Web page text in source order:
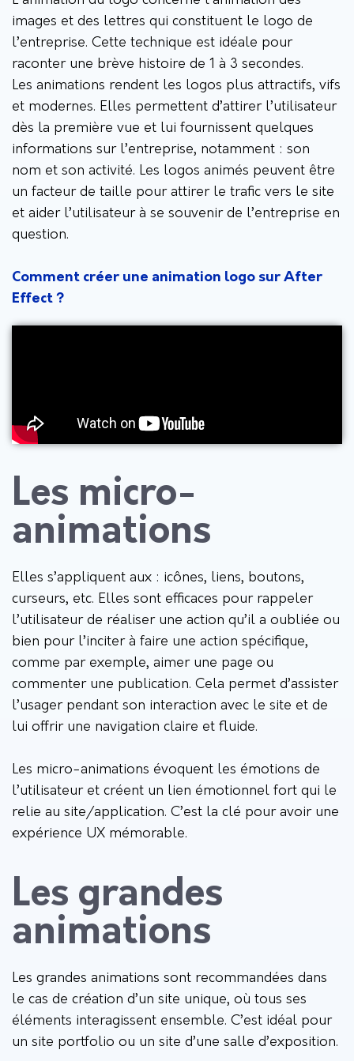
images et des lettres qui constituent le logo de
l’entreprise. Cette technique est idéale pour
raconter une brève histoire de 1 à 3 secondes.
Les animations rendent les logos plus attractifs, vifs
et modernes. Elles permettent d’attirer l’utilisateur
dès la première vue et lui fournissent quelques
informations sur l’entreprise, notamment : son
nom et son activité. Les logos animés peuvent être
un facteur de taille pour attirer le trafic vers le site
et aider l’utilisateur à se souvenir de l’entreprise en
question.
Comment créer une animation logo sur After
Effect ?
Les micro-
animations
Elles s’appliquent aux : icônes, liens, boutons,
curseurs, etc. Elles sont efficaces pour rappeler
l’utilisateur de réaliser une action qu’il a oubliée ou
bien pour l’inciter à faire une action spécifique,
comme par exemple, aimer une page ou
commenter une publication. Cela permet d’assister
l’usager pendant son interaction avec le site et de
lui offrir une navigation claire et fluide.
Les micro-animations évoquent les émotions de
l’utilisateur et créent un lien émotionnel fort qui le
relie au site/application. C’est la clé pour avoir une
expérience UX mémorable.
Les grandes
animations
Les grandes animations sont recommandées dans
le cas de création d’un site unique, où tous ses
éléments interagissent ensemble. C’est idéal pour
un site portfolio ou un site d’une salle d’exposition.